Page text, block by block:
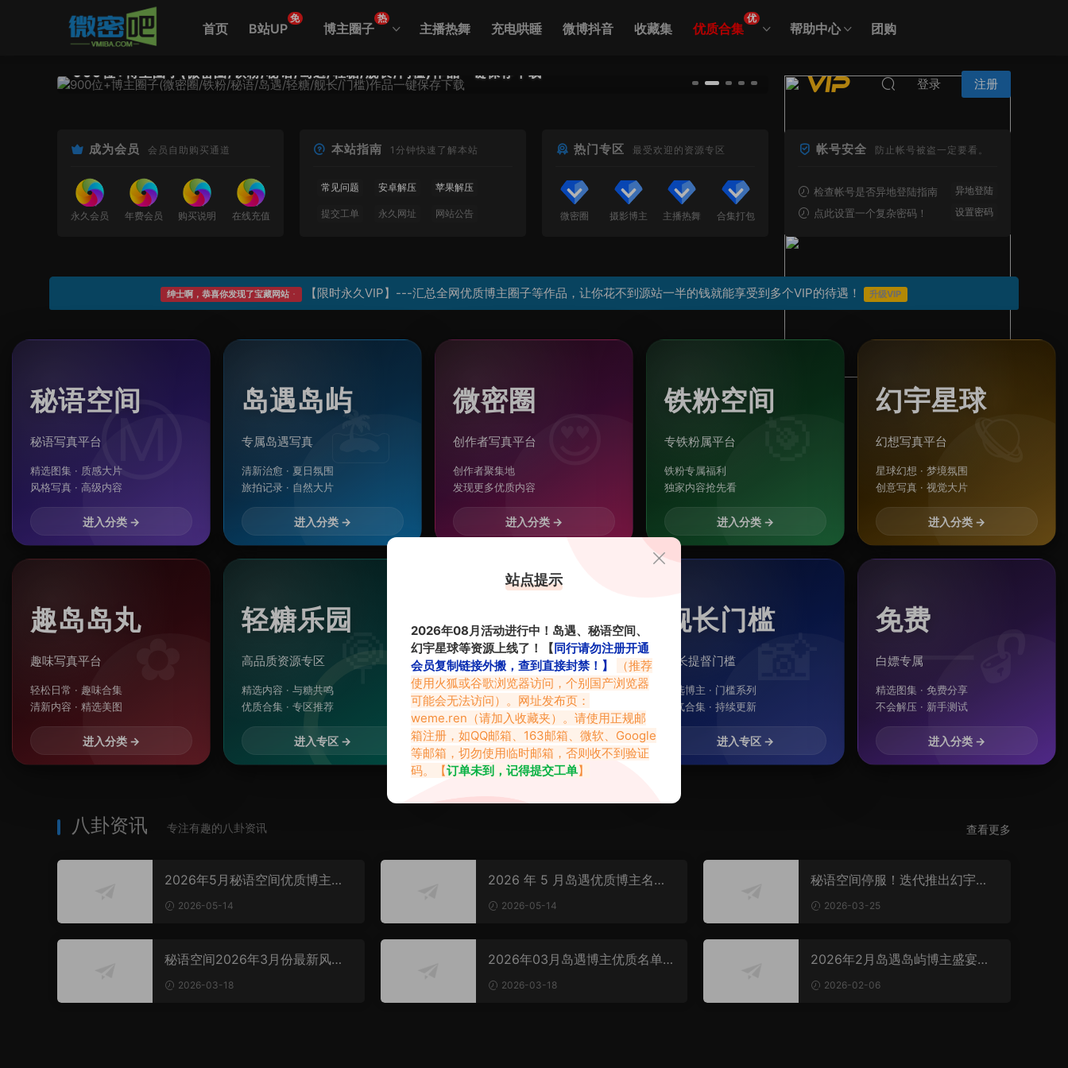
首页 B站UP
免
博主圈子
热
主播热舞 充电哄睡 微博抖音 收藏集 优质合集
优
帮助中心 团购
登录 注册
900位+博主圈子(微密圈/铁粉/秘语/岛遇/轻糖/舰长/门槛)作品一键保存下载 秀人网全套11000套+写真原图大汇总
成为会员 会员自助购买通道
永久会员 年费会员 购买说明 在线充值
本站指南 1分钟快速了解本站
常见问题 安卓解压 苹果解压
提交工单 永久网址 网站公告
热门专区 最受欢迎的资源专区
微密圈 摄影博主 主播热舞 合集打包
帐号安全 防止帐号被盗一定要看。
检查帐号是否异地登陆指南 异地登陆
点此设置一个复杂密码！ 设置密码
绅士啊，恭喜你发现了宝藏网站 【限时永久VIP】---汇总全网优质博主圈子等作品，让你花不到源站一半的钱就能享受到多个VIP的待遇！ 升级VIP
Ⓜ
秘语空间
秘语写真平台
精选图集 · 质感大片
风格写真 · 高级内容
进入分类 →
🏝️
岛遇岛屿
专属岛遇写真
清新治愈 · 夏日氛围
旅拍记录 · 自然大片
进入分类 →
😍
微密圈
创作者写真平台
创作者聚集地
发现更多优质内容
进入分类 →
🎯
铁粉空间
专铁粉属平台
铁粉专属福利
独家内容抢先看
进入分类 →
幻宇星球
幻想写真平台
星球幻想 · 梦境氛围
创意写真 · 视觉大片
进入分类 →
✿
趣岛岛丸
趣味写真平台
轻松日常 · 趣味合集
清新内容 · 精选美图
进入分类 →
🍭
轻糖乐园
高品质资源专区
精选内容 · 与糖共鸣
优质合集 · 专区推荐
进入专区 →
🧃
鹿包live
Live记忆胶囊
创意传递 · 情感共鸣
博主花园 · 海量汇总
进入专区 →
📸
舰长门槛
舰长提督门槛
精选博主 · 门槛系列
人气合集 · 持续更新
进入专区 →
一🔓
免费
白嫖专属
精选图集 · 免费分享
不会解压 · 新手测试
进入分类 →
八卦资讯 专注有趣的八卦资讯
2026年5月秘语空间优质博主榜
艳出圈
2026-05-14
2026 年 5 月岛遇优质博主名单
2026-05-14
秘语空间停服！迭代推出幻宇星
2026-03-25
秘语空间2026年3月份最新风
2026-03-18
2026年03月岛遇博主优质名单，
2026-03-18
2026年2月岛遇岛屿博主盛宴，
2026-02-06
查看更多
站点提示
2026年08月活动进行中！岛遇、秘语空间、
幻宇星球等资源上线了！【同行请勿注册开通
会员复制链接外搬，查到直接封禁！】
（推荐
使用火狐或谷歌浏览器访问，个别国产浏览器
可能会无法访问）。网址发布页：
weme.ren （请加入收藏夹）。请使用正规邮
箱注册，如QQ邮箱、163邮箱、微软、Google
等邮箱，切勿使用临时邮箱，否则收不到验证
码。【订单未到，记得提交工单】